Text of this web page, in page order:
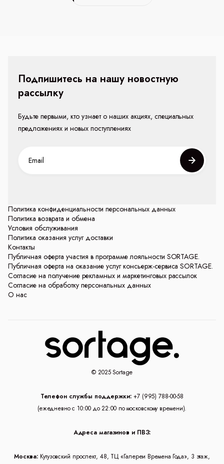
Политика конфиденциальности персональных данных
Политика возврата и обмена
Условия обслуживания
Политика оказания услуг доставки
Контакты
Публичная оферта участия в программе лояльности SORTAGE.
Публичная оферта на оказание услуг консьерж-сервиса SORTAGE.
Согласие на получение рекламных и маркетинговых рассылок
Согласие на обработку персональных данных
О нас
Подпишитесь на нашу новостную
рассылку
Будьте первыми, кто узнает о наших акциях, специальных
предложениях и новых поступлениях
© 2025 Sortage
Телефон службы поддержки: +7 (995) 788-00-58
(ежедневно с 10:00 до 22:00 по московскому времени).
Адреса магазинов и ПВЗ:
Москва: Кутузовский проспект, 48, ТЦ «Галереи Времена Года», 3 этаж,